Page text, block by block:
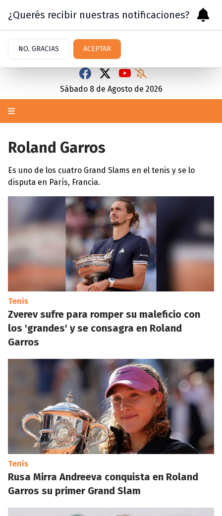
Sábado 8 de Agosto de 2026
Roland Garros
Es uno de los cuatro Grand Slams en el tenis y se lo
disputa en París, Francia.
Tenis
Zverev sufre para romper su maleficio con
los 'grandes' y se consagra en Roland
Garros
Tenis
Rusa Mirra Andreeva conquista en Roland
Garros su primer Grand Slam
¿Querés recibir nuestras notificaciones?
NO, GRACIAS ACEPTAR